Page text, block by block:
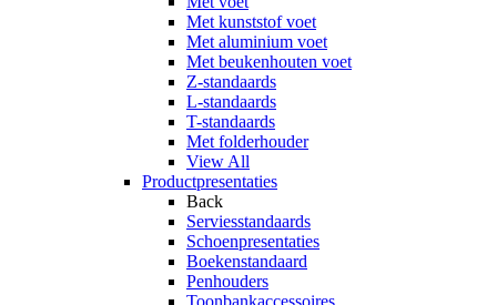
Met kunststof voet
Met aluminium voet
Met beukenhouten voet
Z-standaards
L-standaards
T-standaards
Met folderhouder
View All
Productpresentaties
Back
Serviesstandaards
Schoenpresentaties
Boekenstandaard
Penhouders
Toonbankaccessoires